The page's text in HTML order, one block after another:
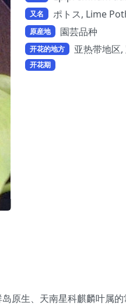
又名 ポトス, Lime
原産地 園芸品种
开花的地方 亚热带地区
开花期
生、天南星科麒麟叶属